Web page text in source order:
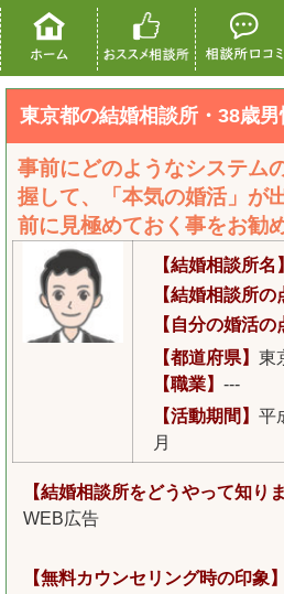
東京都の結婚相談所・38歳
事前にどのようなシステム
握して、「本気の婚活」が
前に見極めておく事をお勧
【結婚相談所名】
【結婚相談所の
【自分の婚活の
【都道府県】 東
【職業】 ---
【活動期間】 平
月
【結婚相談所をどうやって知り
WEB広告
【無料カウンセリング時の印象】